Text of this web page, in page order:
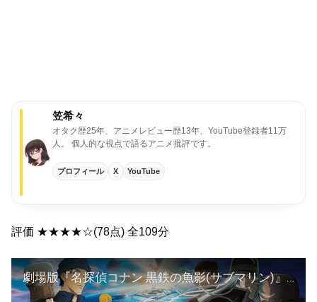
笠希々
オタク歴25年、アニメレビュー歴13年、YouTube登録者11万
人。
個人的な視点で語るアニメ批評です。
プロフィール X YouTube
評価 ★★★★☆(78点) 全109分
劇場版『名探偵コナン 黒鉄の魚影(サブマリン)』予告②【4月14日（金）公開】